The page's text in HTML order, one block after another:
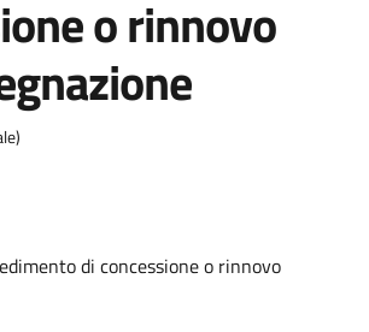
o rinnovo
di concessione o rinnovo